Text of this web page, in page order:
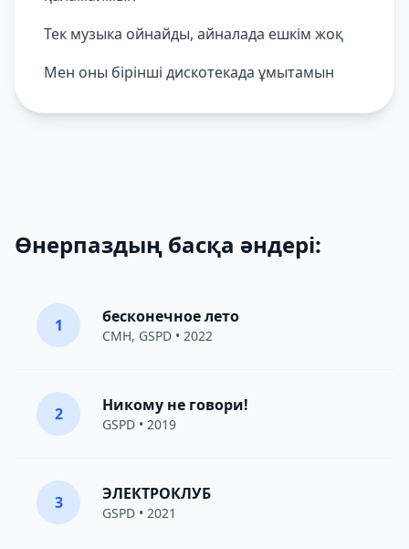
Тек музыка ойнайды, айналада ешкім жоқ
Мен оны бірінші дискотекада ұмытамын
Өнерпаздың басқа әндері:
1 бесконечное лето
CMH, GSPD • 2022
2 Никому не говори!
GSPD • 2019
3 ЭЛЕКТРОКЛУБ
GSPD • 2021